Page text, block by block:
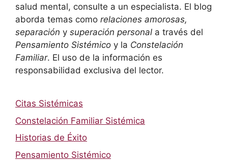
salud mental, consulte a un especialista. El blog
aborda temas como relaciones amorosas,
separación y superación personal a través del
Pensamiento Sistémico y la Constelación
Familiar. El uso de la información es
responsabilidad exclusiva del lector.
Citas Sistémicas
Constelación Familiar Sistémica
Historias de Éxito
Pensamiento Sistémico